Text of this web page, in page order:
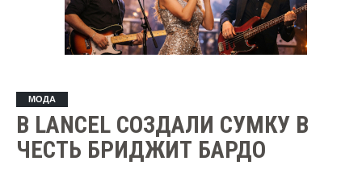
МОДА
В LANCEL СОЗДАЛИ СУМКУ В
ЧЕСТЬ БРИДЖИТ БАРДО